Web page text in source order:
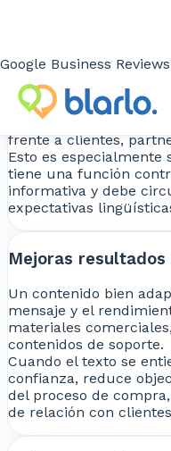
Google Business Reviews
Una traducción
malentendidos,
legal, fricción
frente a clientes,
Esto es especialmente
tiene una función
informativa y debe
expectativas
Mejoras resultados
Un contenido bien
mensaje y el
materiales
contenidos de soporte.
Cuando el texto se
confianza, reduce
del proceso de
de relación con